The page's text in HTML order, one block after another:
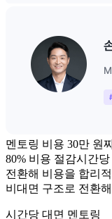
멘토링 비용 30만 원
80% 비용 절감시간당
전환해 비용을 합리
비대면 구조로 전환
시간당 대면 멘토링